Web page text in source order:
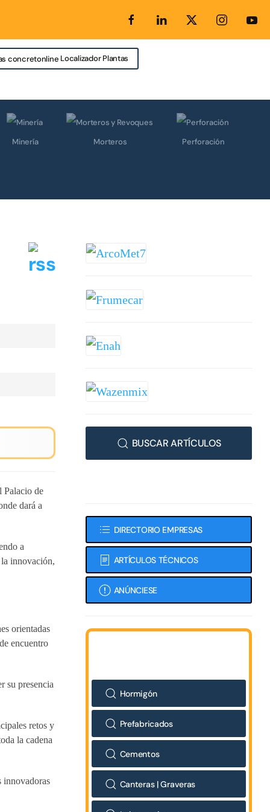
Localizador Plantas
Minería Morteros Perforación
Palacio de
dará a
a
innovación,
orientadas
encuentro
su presencia
retos y
la cadena
innovadoras
BUSCAR ARTÍCULOS
DIRECTORIO EMPRESAS
ARTÍCULOS TÉCNICOS
ANÚNCIESE
Hormigón
Prefabricados
Cementos
Canteras | Graveras